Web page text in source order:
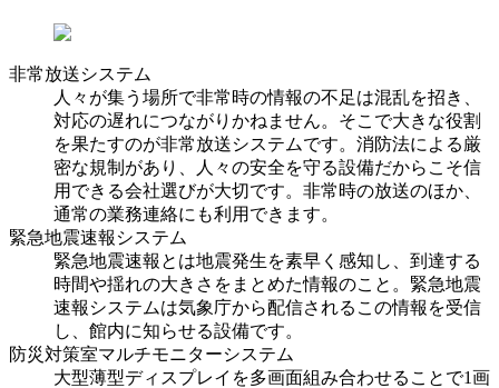
非常放送システム
人々が集う場所で非常時の情報の不足は混乱を招き、
対応の遅れにつながりかねません。そこで大きな役割
を果たすのが非常放送システムです。消防法による厳
密な規制があり、人々の安全を守る設備だからこそ信
用できる会社選びが大切です。非常時の放送のほか、
通常の業務連絡にも利用できます。
緊急地震速報システム
緊急地震速報とは地震発生を素早く感知し、到達する
時間や揺れの大きさをまとめた情報のこと。緊急地震
速報システムは気象庁から配信されるこの情報を受信
し、館内に知らせる設備です。
防災対策室マルチモニターシステム
大型薄型ディスプレイを多画面組み合わせることで1画